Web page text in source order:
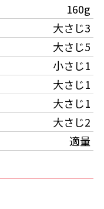
楽チン鍋®
160g
大さじ3
大さじ5
小さじ1
大さじ1
大さじ1
大さじ2
適量